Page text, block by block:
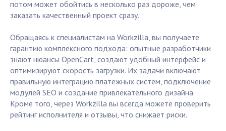
потом может обойтись в несколько раз дороже, чем
заказать качественный проект сразу.
Обращаясь к специалистам на Workzilla, вы получаете
гарантию комплексного подхода: опытные разработчики
знают нюансы OpenCart, создают удобный интерфейс и
оптимизируют скорость загрузки. Их задачи включают
правильную интеграцию платежных систем, подключение
модулей SEO и создание привлекательного дизайна.
Кроме того, через Workzilla вы всегда можете проверить
рейтинг исполнителя и отзывы, что снижает риски.